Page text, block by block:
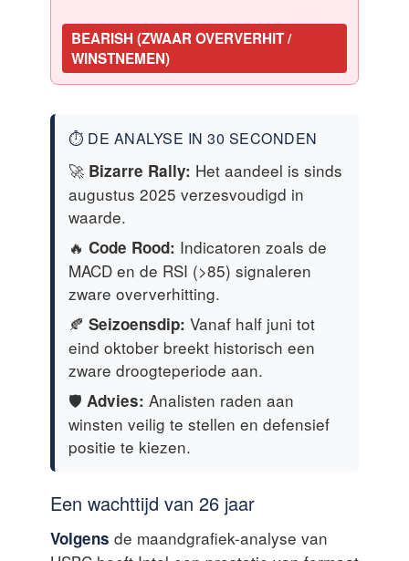
BEARISH (ZWAAR OVERVERHIT /
WINSTNEMEN)
⏱️ DE ANALYSE IN 30 SECONDEN
🚀 Bizarre Rally: Het aandeel is sinds
augustus 2025 verzesvoudigd in
waarde.
🔥 Code Rood: Indicatoren zoals de
MACD en de RSI (>85) signaleren
zware oververhitting.
🍂 Seizoensdip: Vanaf half juni tot
eind oktober breekt historisch een
zware droogteperiode aan.
🛡️ Advies: Analisten raden aan
winsten veilig te stellen en defensief
positie te kiezen.
Een wachttijd van 26 jaar
Volgens de maandgrafiek-analyse van